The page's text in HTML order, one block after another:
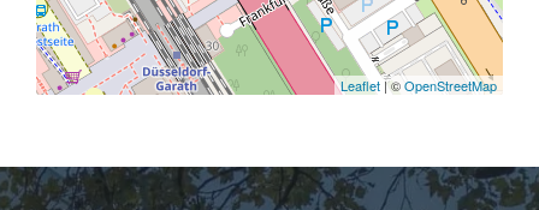
Leaflet| ©OpenStreetMap